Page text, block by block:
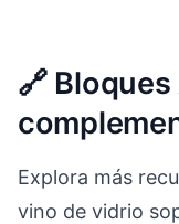
🔗
Explora más
vino de vidrio